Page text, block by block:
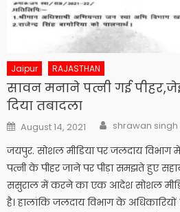
Jaipur RAJASTHAN
सावन मनाने पत्नी गई
दिया तबादला
Posted
on
August 14, 2021 Author
shrawan singh
जयपुर. सोशल मीडिया पर जलदाय विभाग
पत्नी के पीहर जाने पर पीड़ा समझते हुए
ससुराल में करने का एक आदेश सोशल
है। हालांकि जलदाय विभाग के